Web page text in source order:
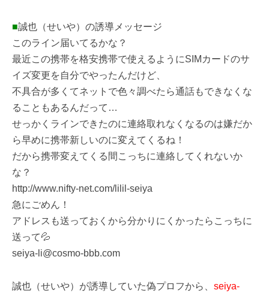
■誠也（せいや）の誘導メッセージ
このライン届いてるかな？
最近この携帯を格安携帯で使えるようにSIMカードのサ
イズ変更を自分でやったんだけど、
不具合が多くてネットで色々調べたら通話もできなくな
ることもあるんだって…
せっかくラインできたのに連絡取れなくなるのは嫌だか
ら早めに携帯新しいのに変えてくるね！
だから携帯変えてくる間こっちに連絡してくれないか
な？
http://www.nifty-net.com/lilil-seiya
急にごめん！
アドレスも送っておくから分かりにくかったらこっちに
送って💦
seiya-li@cosmo-bbb.com
誠也（せいや）が誘導していた偽プロフから、 seiya-